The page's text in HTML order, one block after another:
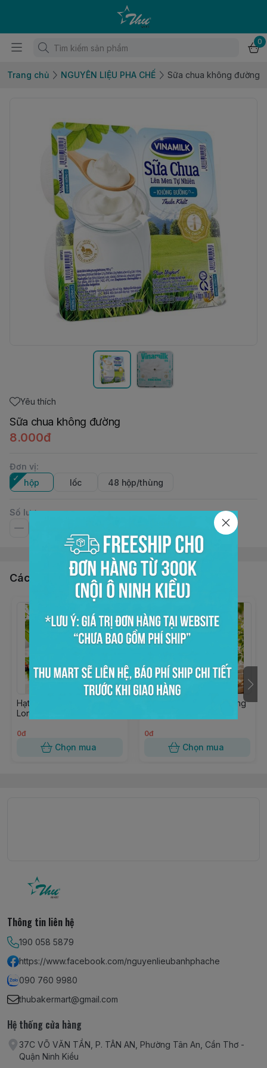
0
Trang chủ NGUYÊN LIỆU PHA CHẾ Sữa chua không đường
Yêu thích
Sữa chua không đường
8.000đ
Đơn vị:
hộp
lốc 48 hộp/thùng
Số lượng
Các sản phẩm, dịch vụ khác
Hạt nổ củ năng trắng Đại
Long 900gr
0đ
Chọn mua
Hạt nổ yến mạch Đại Long
0đ
Chọn mua
Thông tin liên hệ
190 058 5879
https://www.facebook.com/nguyenlieubanhphache
090 760 9980
thubakermart@gmail.com
Hệ thống cửa hàng
37C VÕ VĂN TẦN, P. TÂN AN, Phường Tân An, Cần Thơ -
Quận Ninh Kiều